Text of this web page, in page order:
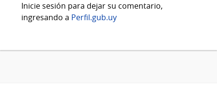
Inicie sesión para dejar su comentario,
ingresando a Perfil.gub.uy